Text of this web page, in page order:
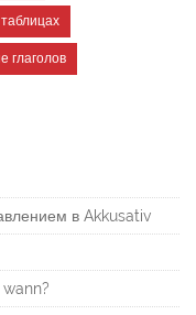
глаголов
в Akkusativ